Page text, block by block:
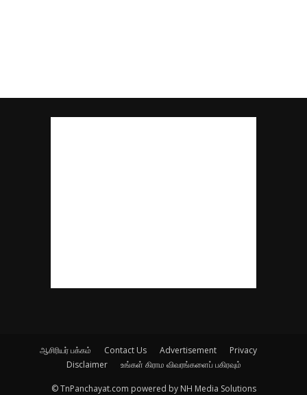
ஆசிரியர் பக்கம் Contact Us Advertisement
Privacy
Disclaimer
உங்கள் கிராம விவரங்களைப் பகிரவும்
© TnPanchayat.com powered by NH Media Solutions